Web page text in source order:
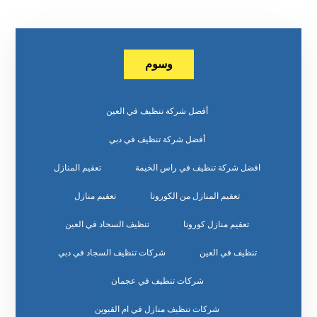
وسوم
أفضل شركة تنظيف في العين
أفضل شركة تنظيف في دبي
افضل شركة تنظيف في راس الخيمة تعقيم المنازل
تعقيم المنازل من الكورونا تعقيم منازل
تعقيم منازل كورونا تنظيف السجاد في العين
تنظيف في العين شركات تنظيف السجاد في دبي
شركات تنظيف في عجمان
شركات تنظيف منازل في ام القيوين